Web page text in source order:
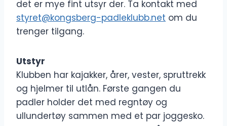
det er mye fint utsyr der. Ta kontakt med
styret@kongsberg-padleklubb.net om du
trenger tilgang.
Utstyr
Klubben har kajakker, årer, vester, spruttrekk
og hjelmer til utlån. Første gangen du
padler holder det med regntøy og
ullundertøy sammen med et par joggesko.